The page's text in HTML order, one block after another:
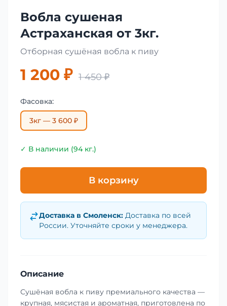
Вобла сушеная
Астраханская от 3кг.
Отборная сушёная вобла к пиву
1 200 ₽ 1 450 ₽
Фасовка:
3кг — 3 600 ₽
✓ В наличии (94 кг.)
В корзину
Доставка в Смоленск: Доставка по всей
России. Уточняйте сроки у менеджера.
Описание
Сушёная вобла к пиву премиального качества —
крупная, мясистая и ароматная, приготовлена по